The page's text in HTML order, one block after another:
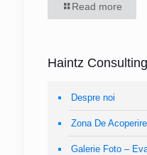
Read more
Haintz Consulting
Despre noi
Zona De Acoperire
Galerie Foto –